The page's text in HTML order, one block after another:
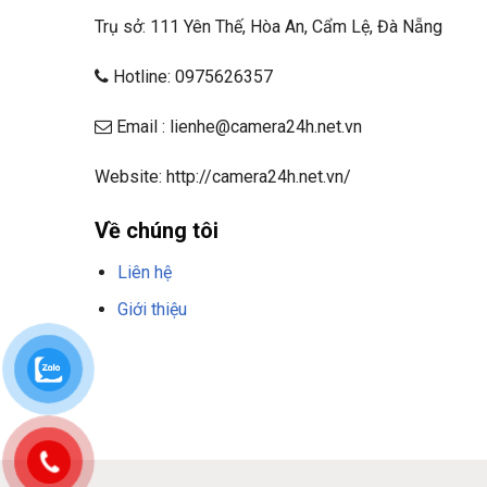
cao để chịu được điều kiện thời tiết khắc nghiệt,
ra đủ 2A mà còn có khả năng và chống va đập,
điều kiện môi trường. Với giá trị đáng kể, sản
không, nên mua không?
Trụ sở: 111 Yên Thế, Hòa An, Cẩm Lệ, Đà Nẵng
Hotline: 0975626357
Email : lienhe@camera24h.net.vn
Website: http://camera24h.net.vn/
Về chúng tôi
Liên hệ
Giới thiệu